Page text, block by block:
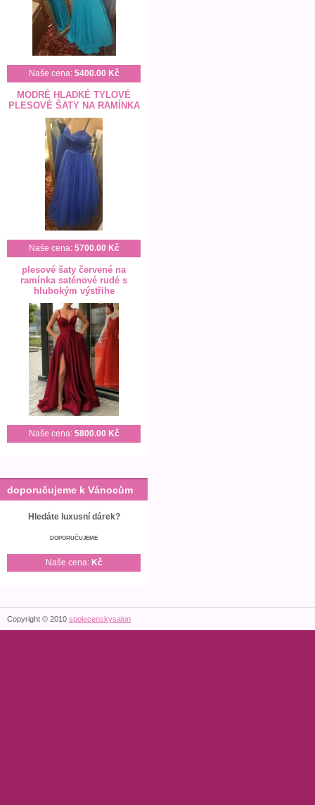
Naše cena: 5400.00 Kč
MODRÉ HLADKÉ TYLOVÉ
PLESOVÉ ŠATY NA RAMÍNKA
Naše cena: 5700.00 Kč
plesové šaty červené na
ramínka saténové rudé s
hlubokým výstřihe
Naše cena: 5800.00 Kč
doporučujeme k Vánocům
Hledáte luxusní dárek?
DOPORUČUJEME
Naše cena: Kč
Copyright © 2010 spolecenskysalon